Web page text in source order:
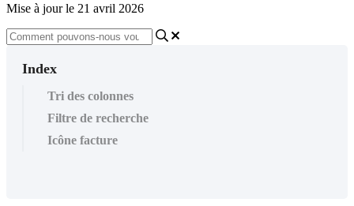
Mise à jour le 21 avril 2026
Index
Tri des colonnes
Filtre de recherche
Icône facture